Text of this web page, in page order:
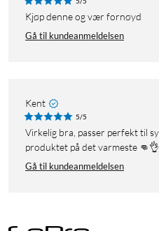
Kjøp denne og vær fornøyd
Gå til kundeanmeldelsen
Kent
5/5
Virkelig bra, passer perfekt til sykkelen, kan anbefale dette
produktet på det varmeste 👊👌
Gå til kundeanmeldelsen